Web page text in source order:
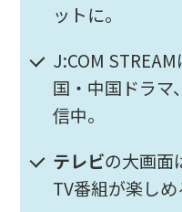
ットに。
J:COM STREAM
国・中国ドラマ
信中。
テレビの大画面
TV番組が楽しめ